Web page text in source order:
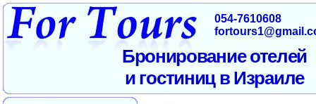
054-7610608
Бронирование отелей
и гостиниц в Израиле